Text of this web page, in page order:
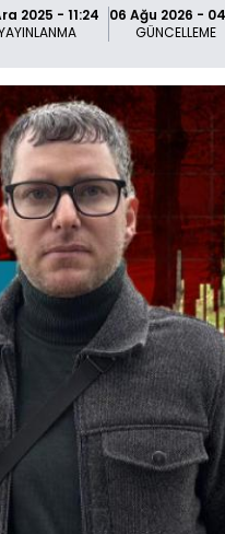
2025 - 11:24
06 Ağu 2026 -
GÜNCELLEME